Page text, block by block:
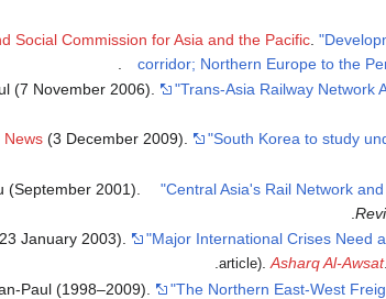
Social Commission for Asia and the Pacific.
corridor; Northern Europe to the
(7 November 2006).
"Trans-Asia Railway Network
News(3 December 2009). "South Korea to study
(September 2001).
"Central Asia's Rail Network
January 2003).
"Major International Crises Need
article). Asharq Al-Awsat
Paul (1998–2009).
"The Northern East-West